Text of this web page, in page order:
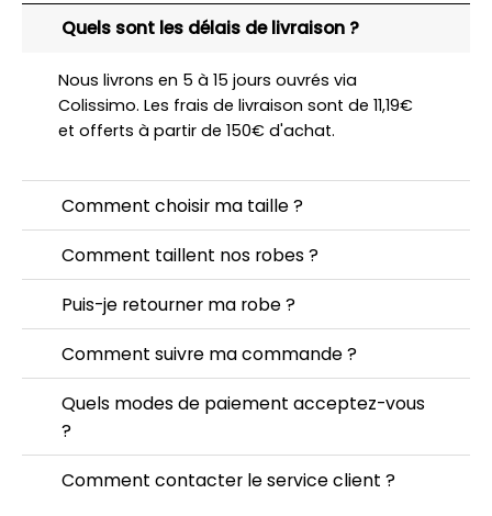
Quels sont les délais de livraison ?
Nous livrons en 5 à 15 jours ouvrés via
Colissimo. Les frais de livraison sont de 11,19€
et offerts à partir de 150€ d'achat.
Comment choisir ma taille ?
Comment taillent nos robes ?
Puis-je retourner ma robe ?
Comment suivre ma commande ?
Quels modes de paiement acceptez-vous
?
Comment contacter le service client ?